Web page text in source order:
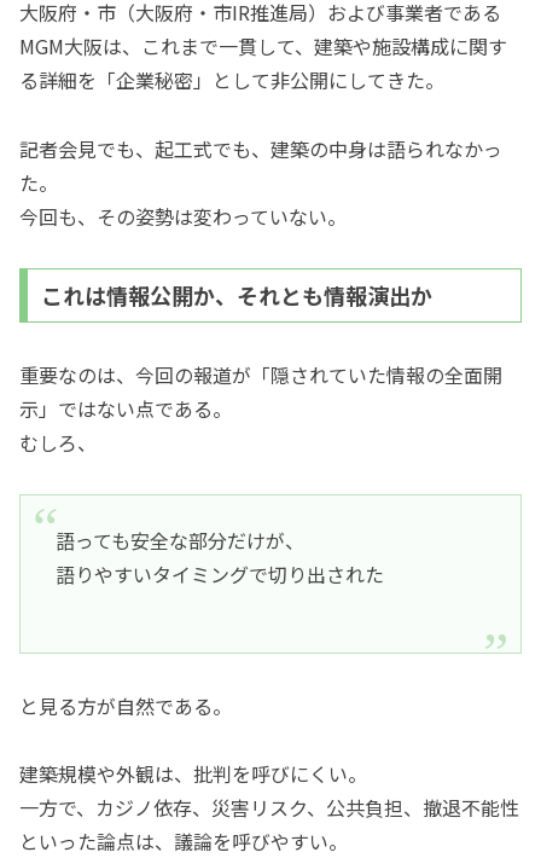
大阪府・市（大阪府・市IR推進局）および事業者である
MGM大阪は、これまで一貫して、建築や施設構成に関す
る詳細を「企業秘密」として非公開にしてきた。
記者会見でも、起工式でも、建築の中身は語られなかっ
た。
今回も、その姿勢は変わっていない。
これは情報公開か、それとも情報演出か
重要なのは、今回の報道が「隠されていた情報の全面開
示」ではない点である。
むしろ、
語っても安全な部分だけが、
語りやすいタイミングで切り出された
と見る方が自然である。
建築規模や外観は、批判を呼びにくい。
一方で、カジノ依存、災害リスク、公共負担、撤退不能性
といった論点は、議論を呼びやすい。